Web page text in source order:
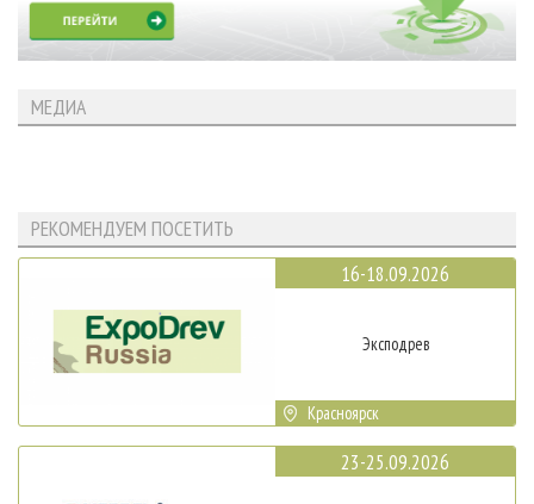
МЕДИА
РЕКОМЕНДУЕМ ПОСЕТИТЬ
16-18.09.2026
Эксподрев
Красноярск
23-25.09.2026